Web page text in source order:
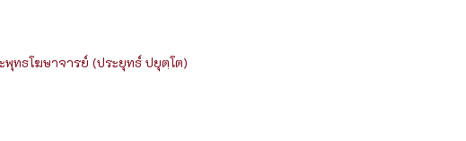
พุทธโฆษาจารย์ (ประยุทธ์ ปยุตฺโต)